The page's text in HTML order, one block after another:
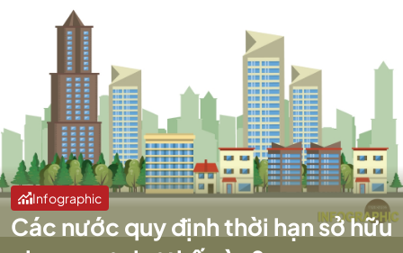
Infographic
Các nước quy định thời hạn sở hữu